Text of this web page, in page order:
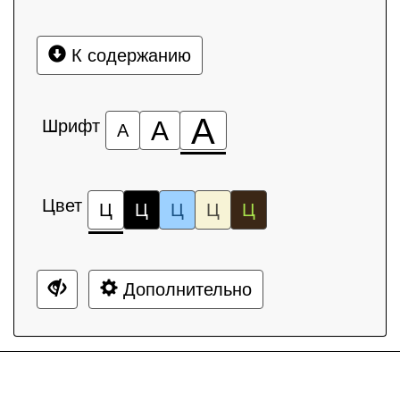
К содержанию
Шрифт А А А
Цвет Ц Ц Ц Ц Ц
Дополнительно